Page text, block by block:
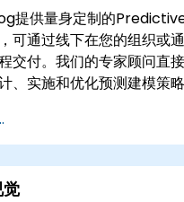
成到您现有系统中，以实
监控和优化您的NLP解决
识转移：通过培训和全面
足您的需求：客户支持自
虚拟助手，提高效率和满
反馈和社交媒体数据中获取
容管理：自动化内容分类
场调研：从大数据集中提
。轻松翻译服务：通过机器
提供量身定制的
可通过线下在您的组织或
交付。我们的专家顾问直
、实施和优化预测建模策
大规模数据集，并基于经验
。 这些咨询合作可作为远
线下咨询可在的客户场所
心进行，确保与您现有的工